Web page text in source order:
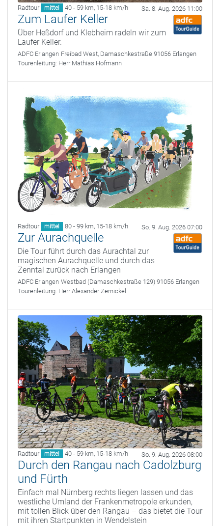
Radtour mittel 40 - 59 km, 15-18 km/h Sa. 8. Aug. 2026 11:00
Zum Laufer Keller
Über Heßdorf und Klebheim radeln wir zum
Laufer Keller.
ADFC Erlangen Freibad West, Damaschkestraße 91056 Erlangen
Tourenleitung: Herr Mathias Hofmann
Radtour mittel 80 - 99 km, 15-18 km/h So. 9. Aug. 2026 07:00
Zur Aurachquelle
Die Tour führt durch das Aurachtal zur
magischen Aurachquelle und durch das
Zenntal zurück nach Erlangen
ADFC Erlangen Westbad (Damaschkestraße 129) 91056 Erlangen
Tourenleitung: Herr Alexander Zernickel
Radtour mittel 40 - 59 km, 15-18 km/h So. 9. Aug. 2026 08:00
Durch den Rangau nach Cadolzburg
und Fürth
Einfach mal Nürnberg rechts liegen lassen und das
westliche Umland der Frankenmetropole erkunden,
mit tollen Blick über den Rangau – das bietet die Tour
mit ihren Startpunkten in Wendelstein